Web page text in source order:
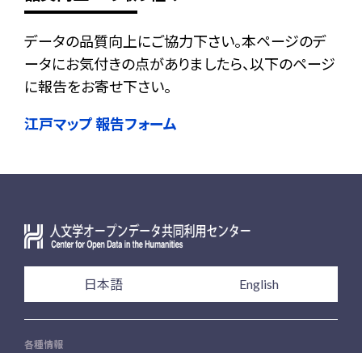
データの品質向上にご協力下さい。本ページのデ
ータにお気付きの点がありましたら、以下のページ
に報告をお寄せ下さい。
江戸マップ 報告フォーム
日本語 English
各種情報